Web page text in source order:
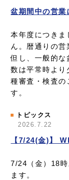
営業時間 8
休日 土
盆期間中の営業
本年度につきま
ん。暦通りの営
但し、一般的な
数は平常時より
種審査・検査の
す。
トピックス
2026.7.22
【7/24(金)】
7/24（金）18
ます。